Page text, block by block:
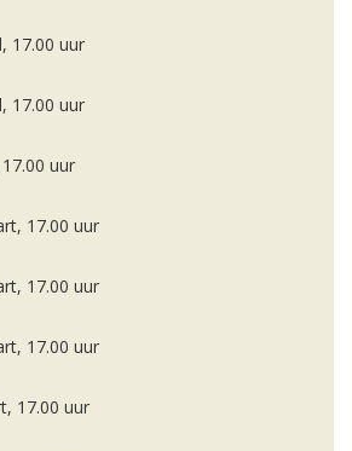
17.00 uur
17.00 uur
uur
17.00 uur
17.00 uur
17.00 uur
17.00 uur